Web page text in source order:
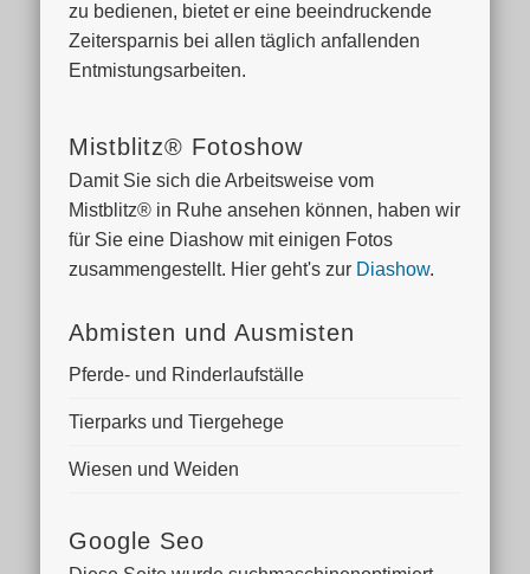
zu bedienen, bietet er eine beeindruckende
Zeitersparnis bei allen täglich anfallenden
Entmistungsarbeiten.
Mistblitz® Fotoshow
Damit Sie sich die Arbeitsweise vom
Mistblitz® in Ruhe ansehen können, haben wir
für Sie eine Diashow mit einigen Fotos
zusammengestellt. Hier geht's zur Diashow.
Abmisten und Ausmisten
Pferde- und Rinderlaufställe
Tierparks und Tiergehege
Wiesen und Weiden
Google Seo